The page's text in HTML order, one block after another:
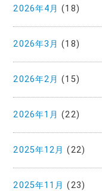
2026年4月 (18)
2026年3月 (18)
2026年2月 (15)
2026年1月 (22)
2025年12月 (22)
2025年11月 (23)